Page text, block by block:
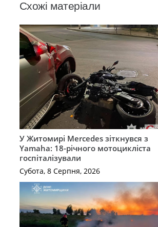
Схожі матеріали
У Житомирі Mercedes зіткнувся з
Yamaha: 18-річного мотоцикліста
госпіталізували
Субота, 8 Серпня, 2026